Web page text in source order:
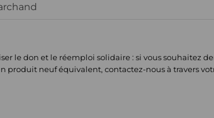
le don et le réemploi solidaire : si vous souhaitez
produit neuf équivalent, contactez-nous à travers